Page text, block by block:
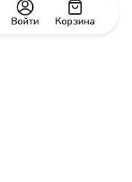
Корзина
Войти